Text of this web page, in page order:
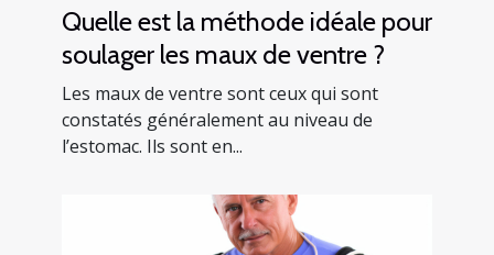
Quelle est la méthode idéale pour
soulager les maux de ventre ?
Les maux de ventre sont ceux qui sont
constatés généralement au niveau de
l’estomac. Ils sont en...